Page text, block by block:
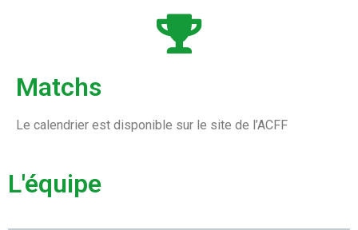
Matchs
Le calendrier est disponible sur le site de l’ACFF
L'équipe